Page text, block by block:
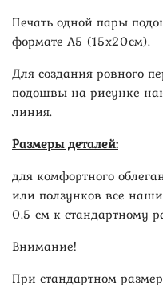
Печать одной пары
формате А5 (15х20см).
Для создания ровного
подошвы на рисунке
линия.
Размеры деталей:
для комфортного
или ползунков все
0.5 см к стандартному
Внимание!
При стандартном